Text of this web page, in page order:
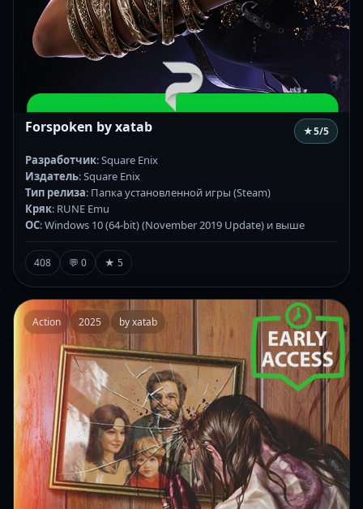
Forspoken by xatab ★5/5
Разработчик: Square Enix
Издатель: Square Enix
Тип релиза: Папка установленной игры (Steam)
Кряк: RUNE Emu
ОС: Windows 10 (64-bit) (November 2019 Update) и выше
408 💬 0 ★ 5
Action 2025 by xatab